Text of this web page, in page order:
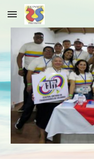
Skip to main content